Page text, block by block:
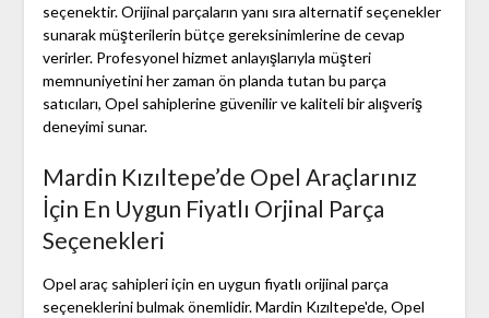
seçenektir. Orijinal parçaların yanı sıra alternatif seçenekler
sunarak müşterilerin bütçe gereksinimlerine de cevap
verirler. Profesyonel hizmet anlayışlarıyla müşteri
memnuniyetini her zaman ön planda tutan bu parça
satıcıları, Opel sahiplerine güvenilir ve kaliteli bir alışveriş
deneyimi sunar.
Mardin Kızıltepe’de Opel Araçlarınız
İçin En Uygun Fiyatlı Orjinal Parça
Seçenekleri
Opel araç sahipleri için en uygun fiyatlı orijinal parça
seçeneklerini bulmak önemlidir. Mardin Kızıltepe'de, Opel